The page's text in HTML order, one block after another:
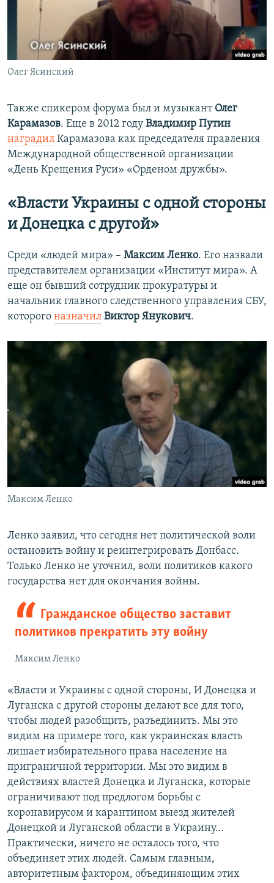
Олег Ясинский
Также спикером форума был и музыкант Олег
Карамазов. Еще в 2012 году Владимир Путин
наградил Карамазова как председателя правления
Международной общественной организации
«День Крещения Руси» «Орденом дружбы».
«Власти Украины с одной стороны
и Донецка с другой»
Среди «людей мира» – Максим Ленко. Его назвали
представителем организации «Институт мира». А
еще он бывший сотрудник прокуратуры и
начальник главного следственного управления СБУ,
которого назначил Виктор Янукович.
Максим Ленко
Ленко заявил, что сегодня нет политической воли
остановить войну и реинтегрировать Донбасс.
Только Ленко не уточнил, воли политиков какого
государства нет для окончания войны.
Гражданское общество заставит
политиков прекратить эту войну
Максим Ленко
«Власти и Украины с одной стороны, И Донецка и
Луганска с другой стороны делают все для того,
чтобы людей разобщить, разъединить. Мы это
видим на примере того, как украинская власть
лишает избирательного права население на
приграничной территории. Мы это видим в
действиях властей Донецка и Луганска, которые
ограничивают под предлогом борьбы с
коронавирусом и карантином выезд жителей
Донецкой и Луганской области в Украину…
Практически, ничего не осталось того, что
объединяет этих людей. Самым главным,
авторитетным фактором, объединяющим этих